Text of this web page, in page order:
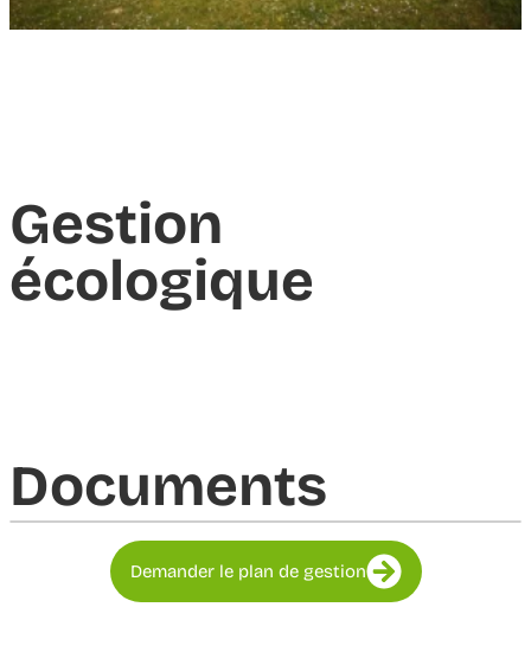
Gestion
écologique
Documents​
Demander le plan de gestion